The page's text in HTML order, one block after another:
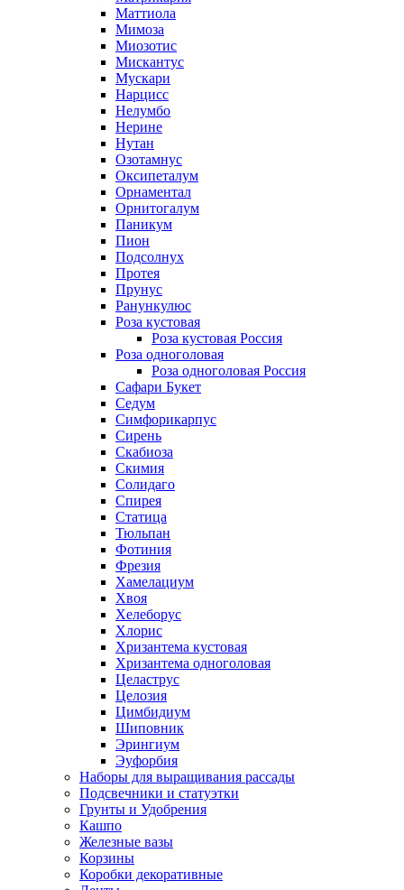
Маттиола
Мимоза
Миозотис
Мискантус
Мускари
Нарцисс
Нелумбо
Нерине
Нутан
Озотамнус
Оксипеталум
Орнаментал
Орнитогалум
Паникум
Пион
Подсолнух
Протея
Прунус
Ранункулюс
Роза кустовая
Роза кустовая Россия
Роза одноголовая
Роза одноголовая Россия
Сафари Букет
Седум
Симфорикарпус
Сирень
Скабиоза
Скимия
Солидаго
Спирея
Статица
Тюльпан
Фотиния
Фрезия
Хамелациум
Хвоя
Хелеборус
Хлорис
Хризантема кустовая
Хризантема одноголовая
Целаструс
Целозия
Цимбидиум
Шиповник
Эрингиум
Эуфорбия
Наборы для выращивания рассады
Подсвечники и статуэтки
Грунты и Удобрения
Кашпо
Железные вазы
Корзины
Коробки декоративные